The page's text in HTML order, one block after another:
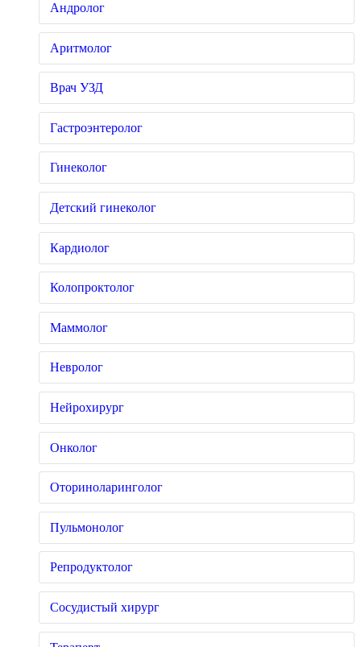
Андролог
Аритмолог
Врач УЗД
Гастроэнтеролог
Гинеколог
Детский гинеколог
Кардиолог
Колопроктолог
Маммолог
Невролог
Нейрохирург
Онколог
Оториноларинголог
Пульмонолог
Репродуктолог
Сосудистый хирург